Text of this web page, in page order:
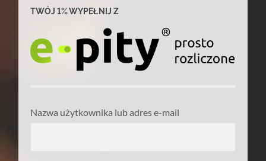
TWÓJ 1% WYPEŁNIJ Z
Nazwa użytkownika lub adres e-mail